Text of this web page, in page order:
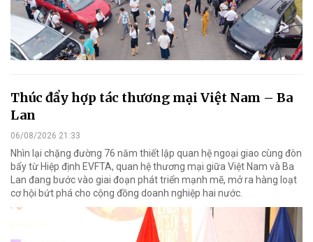
Thúc đẩy hợp tác thương mại Việt Nam – Ba
Lan
06/08/2026 21:33
Nhìn lại chặng đường 76 năm thiết lập quan hệ ngoại giao cùng đòn
bẩy từ Hiệp định EVFTA, quan hệ thương mại giữa Việt Nam và Ba
Lan đang bước vào giai đoạn phát triển mạnh mẽ, mở ra hàng loạt
cơ hội bứt phá cho cộng đồng doanh nghiệp hai nước.